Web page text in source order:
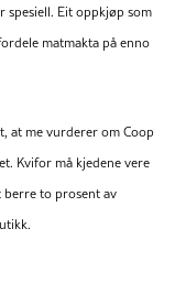
spesiell. Eit oppkjøp som
matmakta på enno
at me vurderer om Coop
Kvifor må kjedene vere
berre to prosent av